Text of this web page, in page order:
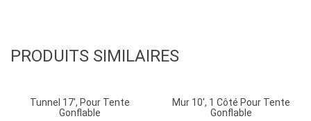
PRODUITS SIMILAIRES
Tunnel 17′, Pour Tente
Gonflable
Mur 10′, 1 Côté Pour Tente
Gonflable